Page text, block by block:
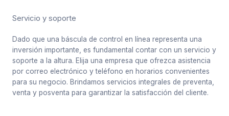
Servicio y soporte
Dado que una báscula de control en línea representa una
inversión importante, es fundamental contar con un servicio y
soporte a la altura. Elija una empresa que ofrezca asistencia
por correo electrónico y teléfono en horarios convenientes
para su negocio. Brindamos servicios integrales de preventa,
venta y posventa para garantizar la satisfacción del cliente.